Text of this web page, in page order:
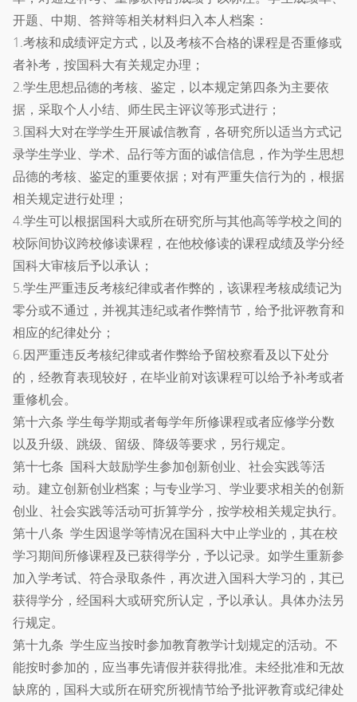
开题、中期、答辩等相关材料归入本人档案：
1.考核和成绩评定方式，以及考核不合格的课程是否重修或
者补考，按国科大有关规定办理；
2.学生思想品德的考核、鉴定，以本规定第四条为主要依
据，采取个人小结、师生民主评议等形式进行；
3.国科大对在学学生开展诚信教育，各研究所以适当方式记
录学生学业、学术、品行等方面的诚信信息，作为学生思想
品德的考核、鉴定的重要依据；对有严重失信行为的，根据
相关规定进行处理；
4.学生可以根据国科大或所在研究所与其他高等学校之间的
校际间协议跨校修读课程，在他校修读的课程成绩及学分经
国科大审核后予以承认；
5.学生严重违反考核纪律或者作弊的，该课程考核成绩记为
零分或不通过，并视其违纪或者作弊情节，给予批评教育和
相应的纪律处分；
6.因严重违反考核纪律或者作弊给予留校察看及以下处分
的，经教育表现较好，在毕业前对该课程可以给予补考或者
重修机会。
第十六条 学生每学期或者每学年所修课程或者应修学分数
以及升级、跳级、留级、降级等要求，另行规定。
第十七条 国科大鼓励学生参加创新创业、社会实践等活
动。建立创新创业档案；与专业学习、学业要求相关的创新
创业、社会实践等活动可折算学分，按学校相关规定执行。
第十八条 学生因退学等情况在国科大中止学业的，其在校
学习期间所修课程及已获得学分，予以记录。如学生重新参
加入学考试、符合录取条件，再次进入国科大学习的，其已
获得学分，经国科大或研究所认定，予以承认。具体办法另
行规定。
第十九条 学生应当按时参加教育教学计划规定的活动。不
能按时参加的，应当事先请假并获得批准。未经批准和无故
缺席的，国科大或所在研究所视情节给予批评教育或纪律处